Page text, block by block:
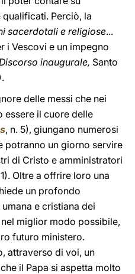
Perciò, la
sacerdotali e religiose...
i Vescovi e un impegno
inaugurale, Santo
delle messi che nei
essere il cuore delle
, n. 5), giungano numerosi
potranno un giorno servire
di Cristo e amministratori
Oltre a offrire loro una
un profondo
e cristiana dei
miglior modo possibile,
futuro ministero.
attraverso di voi, un
il Papa si aspetta molto